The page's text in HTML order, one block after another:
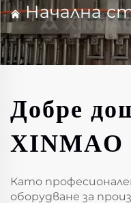
Начална
Добре
XINMAO
Като
оборудване за